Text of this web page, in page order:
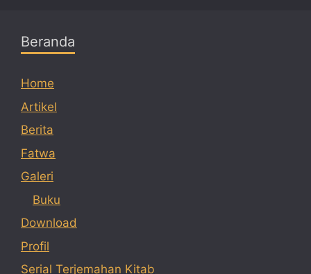
Beranda
Home
Artikel
Berita
Fatwa
Galeri
Buku
Download
Profil
Serial Terjemahan Kitab